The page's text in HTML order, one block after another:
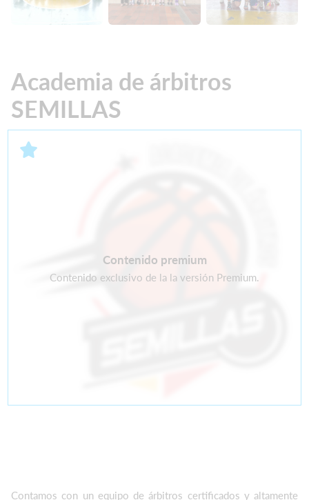
Academia de árbitros
SEMILLAS
Contenido premium
Contenido exclusivo de la la versión Premium.
Contamos con un equipo de árbitros certificados y altamente